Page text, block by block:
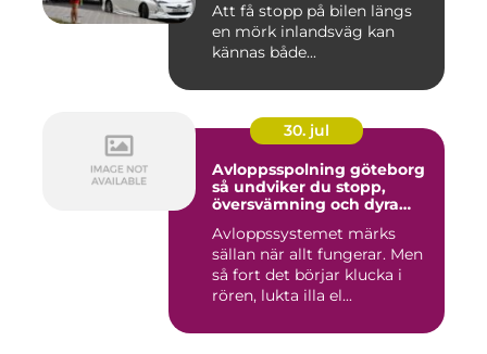
Att få stopp på bilen längs
en mörk inlandsväg kan
kännas både...
30. jul
Avloppsspolning göteborg
så undviker du stopp,
översvämning och dyra
Avloppssystemet märks
sällan när allt fungerar. Men
så fort det börjar klucka i
rören, lukta illa el...